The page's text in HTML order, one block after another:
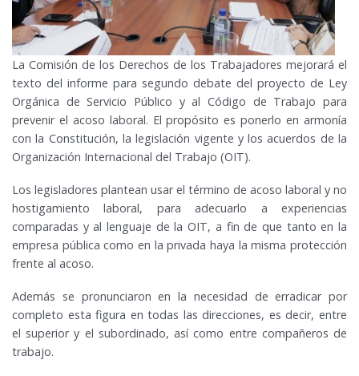
La Comisión de los Derechos de los Trabajadores mejorará el
texto del informe para segundo debate del proyecto de Ley
Orgánica de Servicio Público y al Código de Trabajo para
prevenir el acoso laboral. El propósito es ponerlo en armonía
con la Constitución, la legislación vigente y los acuerdos de la
Organización Internacional del Trabajo (OIT).
Los legisladores plantean usar el término de acoso laboral y no
hostigamiento laboral, para adecuarlo a experiencias
comparadas y al lenguaje de la OIT, a fin de que tanto en la
empresa pública como en la privada haya la misma protección
frente al acoso.
Además se pronunciaron en la necesidad de erradicar por
completo esta figura en todas las direcciones, es decir, entre
el superior y el subordinado, así como entre compañeros de
trabajo.